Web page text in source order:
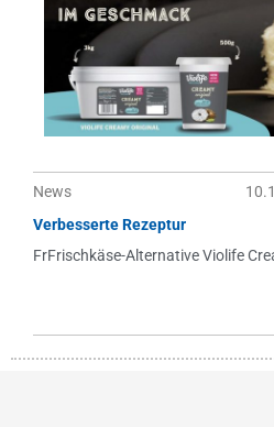
News
Verbesserte Rezeptur
FrFrischkäse-Alternative Violife